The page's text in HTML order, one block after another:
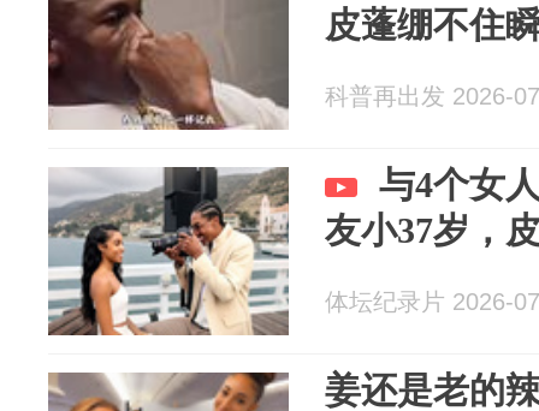
皮蓬绷不住
科普再出发 2026-
与4个女
友小37岁，
体坛纪录片 2026-
姜还是老的